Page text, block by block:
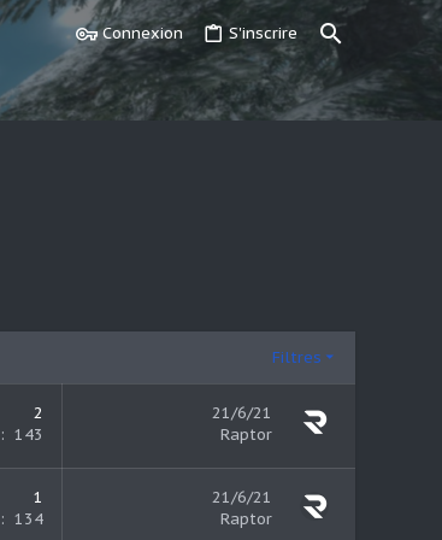
Connexion S'inscrire
Filtres
2
143
21/6/21
Raptor
1
134
21/6/21
Raptor